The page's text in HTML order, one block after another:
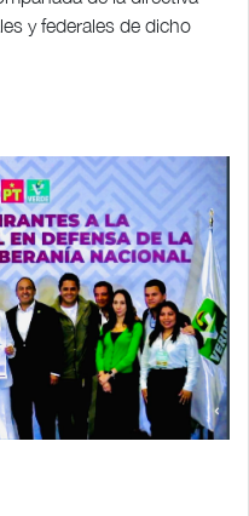
y federales de dicho